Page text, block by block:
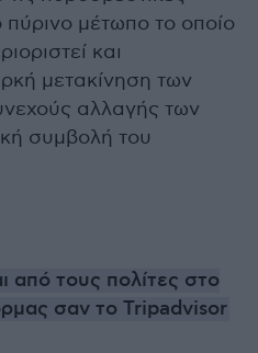
μέτωπο το οποίο
και
μετακίνηση των
αλλαγής των
συμβολή του
από τους πολίτες στο
σαν το Tripadvisor